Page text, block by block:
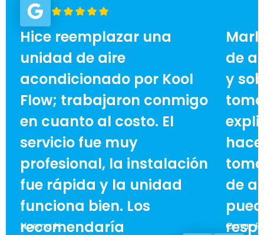
Hice reemplazar una
unidad de aire
acondicionado por Kool
Flow; trabajaron conmigo
en cuanto al costo. El
servicio fue muy
profesional, la instalación
fue rápida y la unidad
funciona bien. Los
recomendaría
Norma H.
de
y
de
Omar F.